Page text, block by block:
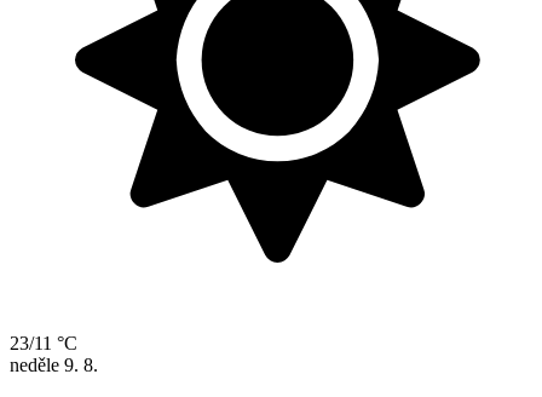
23/11 °C
neděle 9. 8.